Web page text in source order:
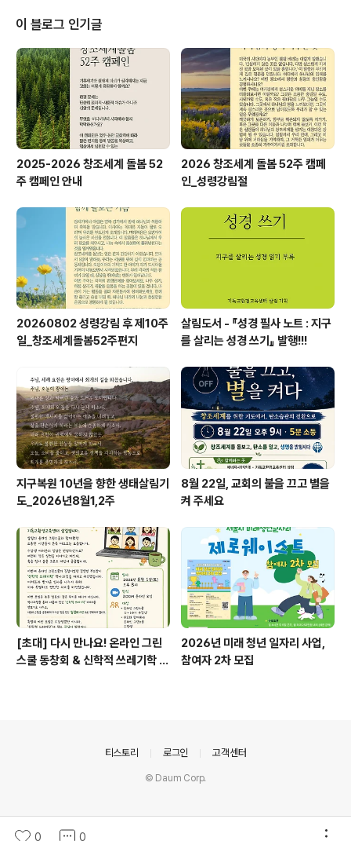
이 블로그 인기글
2025-2026 창조세계 돌봄 52
주 캠페인 안내
2026 창조세계 돌봄 52주 캠페
인_성령강림절
20260802 성령강림 후 제10주
일_창조세계돌봄52주편지
살림도서 - 『성경 필사 노트 : 지구
를 살리는 성경 쓰기』 발행!!!
지구복원 10년을 향한 생태살림기
도_2026년8월1,2주
8월 22일, 교회의 불을 끄고 별을
켜 주세요
[초대] 다시 만나요! 온라인 그린
스쿨 동창회 & 신학적 쓰레기학 이
2026년 미래 청년 일자리 사업,
참여자 2차 모집
0 0
티스토리 로그인 고객센터
© Daum Corp.